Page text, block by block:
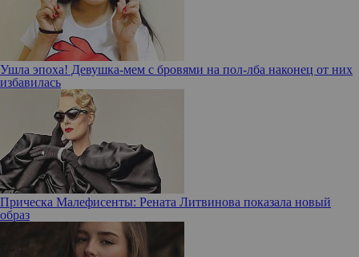
Ушла эпоха! Девушка-мем с бровями на пол-лба наконец от них
избавилась
Прическа Малефисенты: Рената Литвинова показала новый
образ